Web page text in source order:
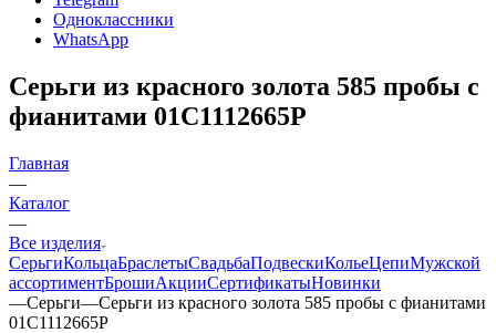
Одноклассники
WhatsApp
Серьги из красного золота 585 пробы с
фианитами 01С1112665Р
Главная
—
Каталог
—
Все изделия
СерьгиКольцаБраслетыСвадьбаПодвескиКольеЦепиМужской
ассортиментБрошиАкцииСертификатыНовинки
—Серьги—Серьги из красного золота 585 пробы с фианитами
01С1112665Р